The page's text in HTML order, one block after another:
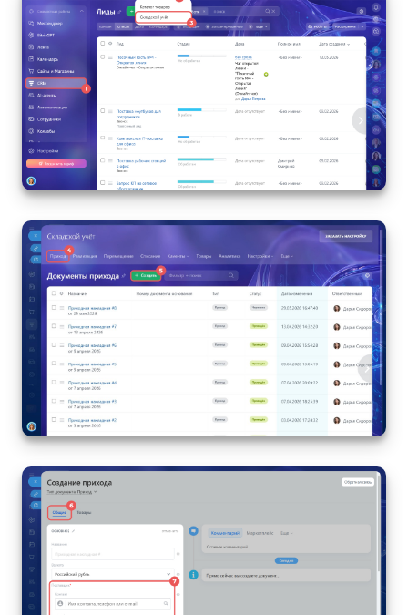
BI Конструктор
Автоматизация
Интеграция 1С и Битрикс24
Сотрудники
Бизнес-процессы
Маркетплейс
Контакт-центр
Настройки
Виджет сотрудника
Телефония
Филиальная сеть
Приложение Битрикс24
Общие вопросы
Битрикс24 в коробке